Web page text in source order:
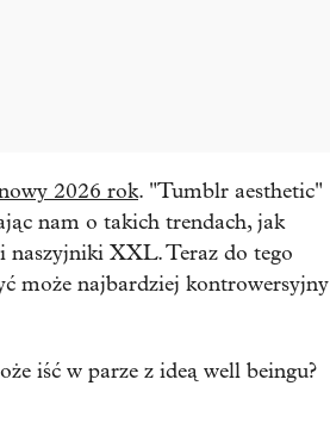
2026 rok. "Tumblr aesthetic"
nam o takich trendach, jak
naszyjniki XXL. Teraz do tego
może najbardziej kontrowersyjny
iść w parze z ideą well beingu?